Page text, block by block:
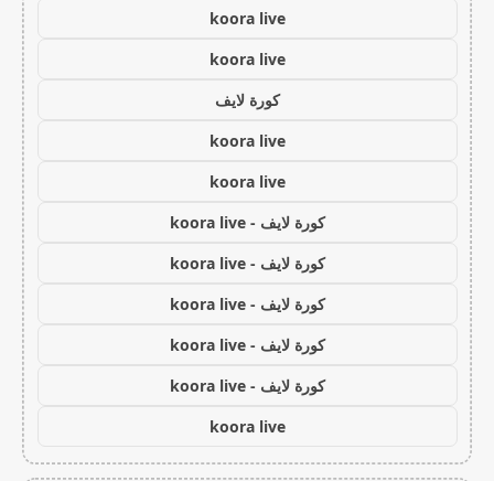
koora live
koora live
كورة لايف
koora live
koora live
كورة لايف - koora live
كورة لايف - koora live
كورة لايف - koora live
كورة لايف - koora live
كورة لايف - koora live
koora live